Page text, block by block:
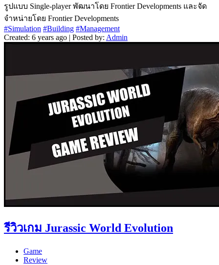
รูปแบบ Single-player พัฒนาโดย Frontier Developments และจัด
จำหน่ายโดย Frontier Developments
#Simulation #Building #Management
Created: 6 years ago | Posted by: Admin
รีวิวเกม Jurassic World Evolution
Game
Review